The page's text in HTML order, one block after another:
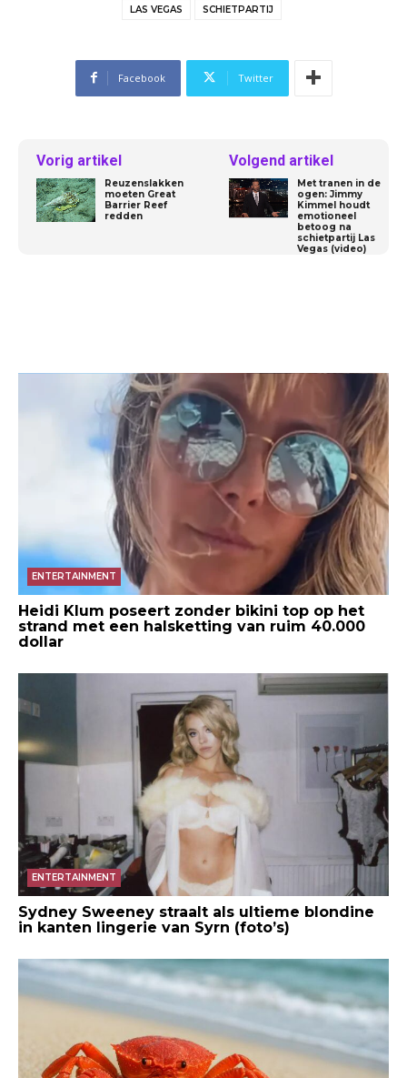
LAS VEGAS SCHIETPARTIJ
Facebook Twitter
Vorig artikel
Reuzenslakken
moeten Great
Barrier Reef
redden
Volgend artikel
Met tranen in de
ogen: Jimmy
Kimmel houdt
emotioneel
betoog na
schietpartij Las
Vegas (video)
ENTERTAINMENT
Heidi Klum poseert zonder bikini top op het
strand met een halsketting van ruim 40.000
dollar
ENTERTAINMENT
Sydney Sweeney straalt als ultieme blondine
in kanten lingerie van Syrn (foto’s)